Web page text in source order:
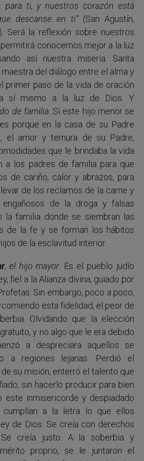
para ti, y nuestros corazón está
descanse en ti”(San Agustín,
Será la reflexión sobre nuestros
conocernos mejor a la luz
así nuestra miseria. Santa
del diálogo entre el alma y
primer paso de la vida de oración
sí mismo a la luz de Dios. Y
de familia. Si este hijo menor se
porque en la casa de su Padre
el amor y ternura de su Padre,
que le brindaba la vida
a los padres de familia para que
de cariño, calor y abrazos, para
de los reclamos de la carne y
de la droga y falsas
la familia donde se siembran las
de la fe y se forman los hábitos
de la esclavitud interior.
, el hijo mayor. Es el pueblo judío
fiel a la Alianza divina, guiado por
Sin embargo, poco a poco,
esta fidelidad, el peor de
Olvidando que la elección
y no algo que le era debido
a despreciara aquellos se
a regiones lejanas. Perdió el
su misión, enterró el talento que
sin hacerlo producir para bien
este inmisericorde y despiadado
cumplían a la letra lo que ellos
de Dios. Se creía con derechos
creía justo. A la soberbia y
proprio, se le juntaron el